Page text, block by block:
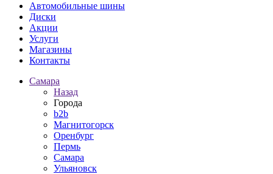
Автомобильные шины
Диски
Акции
Услуги
Магазины
Контакты
Самара
Назад
Города
b2b
Магнитогорск
Оренбург
Пермь
Самара
Ульяновск